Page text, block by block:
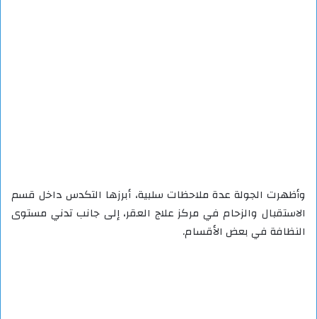
وأظهرت الجولة عدة ملاحظات سلبية، أبرزها التكدس داخل قسم
الاستقبال والزحام في مركز علاج العقر، إلى جانب تدني مستوى
النظافة في بعض الأقسام.